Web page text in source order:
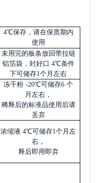
4℃保存，请在保质期内
使用
未用完的板条放回带拉链
铝箔袋，封好口 4℃条件
下可储存1个月左右
冻干粉 -20℃可储存6 个
月左右，
稀释后的标准品使用后请
丢弃
浓缩液 4℃可储存1个月左
右，
释后即用即弃